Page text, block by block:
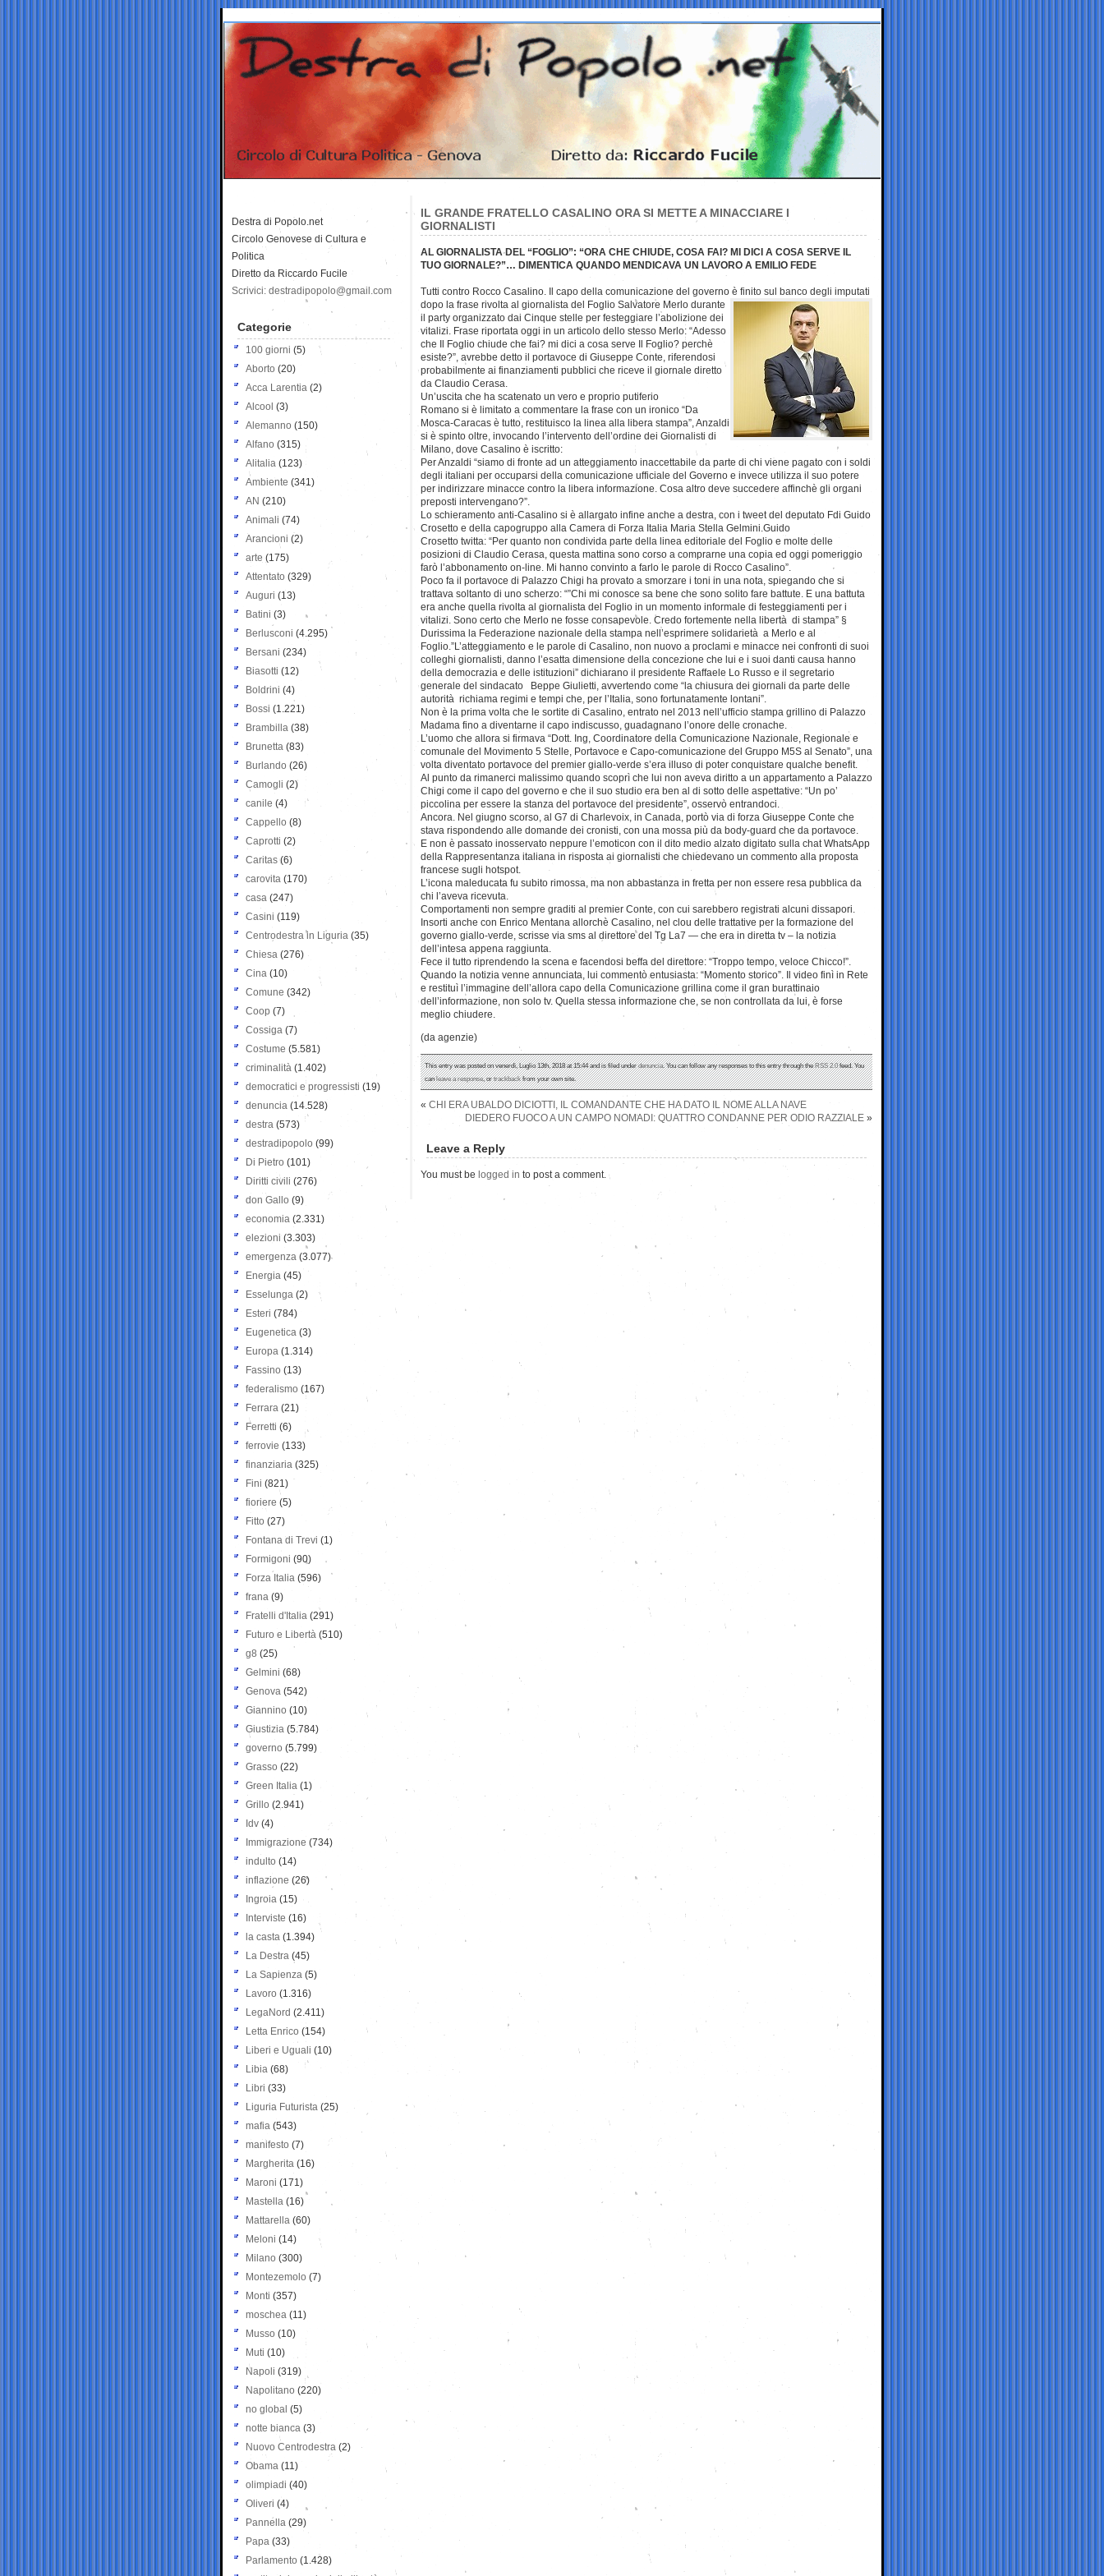
IL GRANDE FRATELLO CASALINO ORA SI METTE A MINACCIARE I
GIORNALISTI
AL GIORNALISTA DEL “FOGLIO”: “ORA CHE CHIUDE, COSA FAI? MI DICI A COSA SERVE IL
TUO GIORNALE?”… DIMENTICA QUANDO MENDICAVA UN LAVORO A EMILIO FEDE
Tutti contro Rocco Casalino. Il capo della comunicazione del governo è finito sul banco degli imputati
dopo la frase rivolta al giornalista del Foglio Salvatore Merlo durante
il party organizzato dai Cinque stelle per festeggiare l’abolizione dei
vitalizi. Frase riportata oggi in un articolo dello stesso Merlo: “Adesso
che Il Foglio chiude che fai? mi dici a cosa serve Il Foglio? perchè
esiste?”, avrebbe detto il portavoce di Giuseppe Conte, riferendosi
probabilmente ai finanziamenti pubblici che riceve il giornale diretto
da Claudio Cerasa.
Un’uscita che ha scatenato un vero e proprio putiferio
Romano si è limitato a commentare la frase con un ironico “Da
Mosca-Caracas è tutto, restituisco la linea alla libera stampa”, Anzaldi
si è spinto oltre, invocando l’intervento dell’ordine dei Giornalisti di
Milano, dove Casalino è iscritto:
Per Anzaldi “siamo di fronte ad un atteggiamento inaccettabile da parte di chi viene pagato con i soldi
degli italiani per occuparsi della comunicazione ufficiale del Governo e invece utilizza il suo potere
per indirizzare minacce contro la libera informazione. Cosa altro deve succedere affinchè gli organi
preposti intervengano?”.
Lo schieramento anti-Casalino si è allargato infine anche a destra, con i tweet del deputato Fdi Guido
Crosetto e della capogruppo alla Camera di Forza Italia Maria Stella Gelmini.Guido
Crosetto twitta: “Per quanto non condivida parte della linea editoriale del Foglio e molte delle
posizioni di Claudio Cerasa, questa mattina sono corso a comprarne una copia ed oggi pomeriggio
farò l’abbonamento on-line. Mi hanno convinto a farlo le parole di Rocco Casalino”.
Poco fa il portavoce di Palazzo Chigi ha provato a smorzare i toni in una nota, spiegando che si
trattava soltanto di uno scherzo: “”Chi mi conosce sa bene che sono solito fare battute. E una battuta
era anche quella rivolta al giornalista del Foglio in un momento informale di festeggiamenti per i
vitalizi. Sono certo che Merlo ne fosse consapevole. Credo fortemente nella libertà di stampa” §
Durissima la Federazione nazionale della stampa nell’esprimere solidarietà a Merlo e al
Foglio.”L’atteggiamento e le parole di Casalino, non nuovo a proclami e minacce nei confronti di suoi
colleghi giornalisti, danno l’esatta dimensione della concezione che lui e i suoi danti causa hanno
della democrazia e delle istituzioni” dichiarano il presidente Raffaele Lo Russo e il segretario
generale del sindacato Beppe Giulietti, avvertendo come “la chiusura dei giornali da parte delle
autorità richiama regimi e tempi che, per l’Italia, sono fortunatamente lontani”.
Non è la prima volta che le sortite di Casalino, entrato nel 2013 nell’ufficio stampa grillino di Palazzo
Madama fino a diventarne il capo indiscusso, guadagnano l’onore delle cronache.
L’uomo che allora si firmava “Dott. Ing, Coordinatore della Comunicazione Nazionale, Regionale e
comunale del Movimento 5 Stelle, Portavoce e Capo-comunicazione del Gruppo M5S al Senato”, una
volta diventato portavoce del premier giallo-verde s’era illuso di poter conquistare qualche benefit.
Al punto da rimanerci malissimo quando scoprì che lui non aveva diritto a un appartamento a Palazzo
Chigi come il capo del governo e che il suo studio era ben al di sotto delle aspettative: “Un po’
piccolina per essere la stanza del portavoce del presidente”, osservò entrandoci.
Ancora. Nel giugno scorso, al G7 di Charlevoix, in Canada, portò via di forza Giuseppe Conte che
stava rispondendo alle domande dei cronisti, con una mossa più da body-guard che da portavoce.
E non è passato inosservato neppure l’emoticon con il dito medio alzato digitato sulla chat WhatsApp
della Rappresentanza italiana in risposta ai giornalisti che chiedevano un commento alla proposta
francese sugli hotspot.
L’icona maleducata fu subito rimossa, ma non abbastanza in fretta per non essere resa pubblica da
chi l’aveva ricevuta.
Comportamenti non sempre graditi al premier Conte, con cui sarebbero registrati alcuni dissapori.
Insorti anche con Enrico Mentana allorchè Casalino, nel clou delle trattative per la formazione del
governo giallo-verde, scrisse via sms al direttore del Tg La7 — che era in diretta tv – la notizia
dell’intesa appena raggiunta.
Fece il tutto riprendendo la scena e facendosi beffa del direttore: “Troppo tempo, veloce Chicco!”.
Quando la notizia venne annunciata, lui commentò entusiasta: “Momento storico”. Il video finì in Rete
e restituì l’immagine dell’allora capo della Comunicazione grillina come il gran burattinaio
dell’informazione, non solo tv. Quella stessa informazione che, se non controllata da lui, è forse
meglio chiudere.
(da agenzie)
This entry was posted on venerdì, Luglio 13th, 2018 at 15:44 and is filed underdenuncia. You can follow any responses to this entry through theRSS 2.0feed. You
canleave a response, ortrackbackfrom your own site.
« CHI ERA UBALDO DICIOTTI, IL COMANDANTE CHE HA DATO IL NOME ALLA NAVE
DIEDERO FUOCO A UN CAMPO NOMADI: QUATTRO CONDANNE PER ODIO RAZZIALE »
Leave a Reply
You must be logged in to post a comment.
Destra di Popolo.net
Circolo Genovese di Cultura e
Politica
Diretto da Riccardo Fucile
Scrivici: destradipopolo@gmail.com
Categorie
100 giorni (5)
Aborto (20)
Acca Larentia (2)
Alcool (3)
Alemanno (150)
Alfano (315)
Alitalia (123)
Ambiente (341)
AN (210)
Animali (74)
Arancioni (2)
arte (175)
Attentato (329)
Auguri (13)
Batini (3)
Berlusconi (4.295)
Bersani (234)
Biasotti (12)
Boldrini (4)
Bossi (1.221)
Brambilla (38)
Brunetta (83)
Burlando (26)
Camogli (2)
canile (4)
Cappello (8)
Caprotti (2)
Caritas (6)
carovita (170)
casa (247)
Casini (119)
Centrodestra in Liguria (35)
Chiesa (276)
Cina (10)
Comune (342)
Coop (7)
Cossiga (7)
Costume (5.581)
criminalità (1.402)
democratici e progressisti (19)
denuncia (14.528)
destra (573)
destradipopolo (99)
Di Pietro (101)
Diritti civili (276)
don Gallo (9)
economia (2.331)
elezioni (3.303)
emergenza (3.077)
Energia (45)
Esselunga (2)
Esteri (784)
Eugenetica (3)
Europa (1.314)
Fassino (13)
federalismo (167)
Ferrara (21)
Ferretti (6)
ferrovie (133)
finanziaria (325)
Fini (821)
fioriere (5)
Fitto (27)
Fontana di Trevi (1)
Formigoni (90)
Forza Italia (596)
frana (9)
Fratelli d'Italia (291)
Futuro e Libertà (510)
g8 (25)
Gelmini (68)
Genova (542)
Giannino (10)
Giustizia (5.784)
governo (5.799)
Grasso (22)
Green Italia (1)
Grillo (2.941)
Idv (4)
Immigrazione (734)
indulto (14)
inflazione (26)
Ingroia (15)
Interviste (16)
la casta (1.394)
La Destra (45)
La Sapienza (5)
Lavoro (1.316)
LegaNord (2.411)
Letta Enrico (154)
Liberi e Uguali (10)
Libia (68)
Libri (33)
Liguria Futurista (25)
mafia (543)
manifesto (7)
Margherita (16)
Maroni (171)
Mastella (16)
Mattarella (60)
Meloni (14)
Milano (300)
Montezemolo (7)
Monti (357)
moschea (11)
Musso (10)
Muti (10)
Napoli (319)
Napolitano (220)
no global (5)
notte bianca (3)
Nuovo Centrodestra (2)
Obama (11)
olimpiadi (40)
Oliveri (4)
Pannella (29)
Papa (33)
Parlamento (1.428)